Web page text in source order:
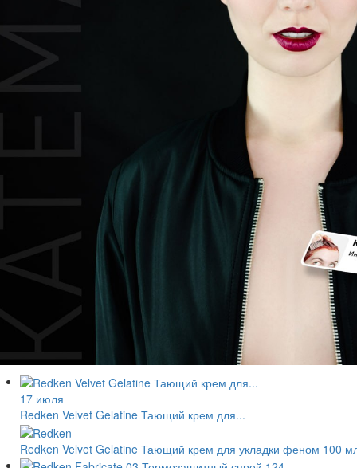
17 июля
Redken Velvet Gelatine Тающий крем для...
Redken Velvet Gelatine Тающий крем для укладки феном 100